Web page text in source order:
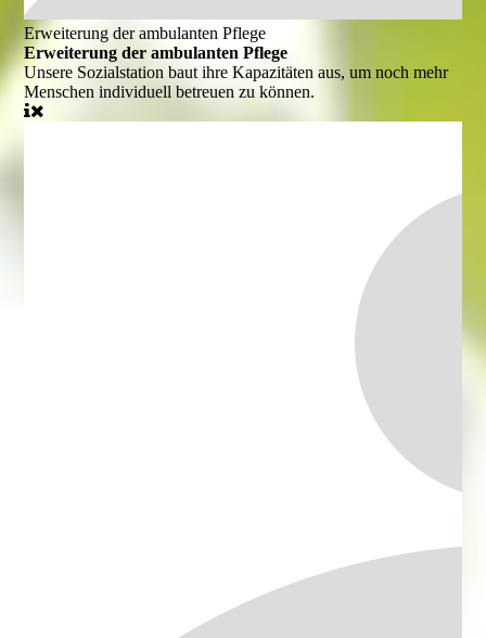
Erweiterung der ambulanten Pflege
Erweiterung der ambulanten Pflege
Unsere Sozialstation baut ihre Kapazitäten aus, um noch mehr
Menschen individuell betreuen zu können.